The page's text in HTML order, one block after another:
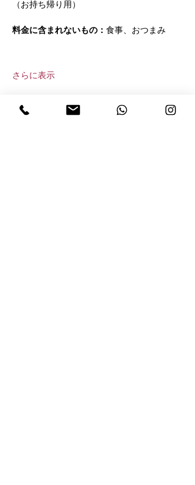
（お持ち帰り用）
料金に含まれないもの： 食事、おつまみ
さらに表示